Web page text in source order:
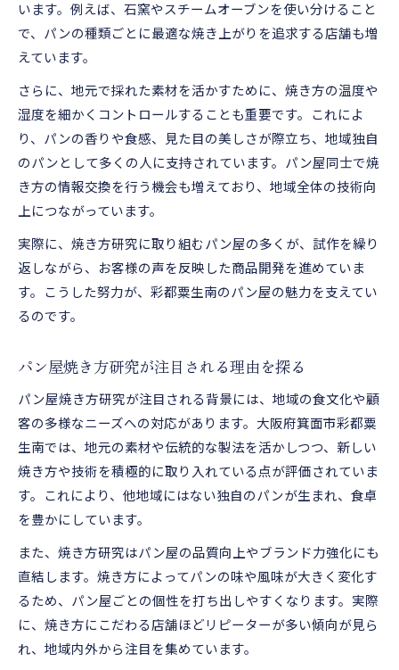
います。例えば、石窯やスチームオーブンを使い分けること
で、パンの種類ごとに最適な焼き上がりを追求する店舗も増
えています。
さらに、地元で採れた素材を活かすために、焼き方の温度や
湿度を細かくコントロールすることも重要です。これによ
り、パンの香りや食感、見た目の美しさが際立ち、地域独自
のパンとして多くの人に支持されています。パン屋同士で焼
き方の情報交換を行う機会も増えており、地域全体の技術向
上につながっています。
実際に、焼き方研究に取り組むパン屋の多くが、試作を繰り
返しながら、お客様の声を反映した商品開発を進めていま
す。こうした努力が、彩都粟生南のパン屋の魅力を支えてい
るのです。
パン屋焼き方研究が注目される理由を探る
パン屋焼き方研究が注目される背景には、地域の食文化や顧
客の多様なニーズへの対応があります。大阪府箕面市彩都粟
生南では、地元の素材や伝統的な製法を活かしつつ、新しい
焼き方や技術を積極的に取り入れている点が評価されていま
す。これにより、他地域にはない独自のパンが生まれ、食卓
を豊かにしています。
また、焼き方研究はパン屋の品質向上やブランド力強化にも
直結します。焼き方によってパンの味や風味が大きく変化す
るため、パン屋ごとの個性を打ち出しやすくなります。実際
に、焼き方にこだわる店舗ほどリピーターが多い傾向が見ら
れ、地域内外から注目を集めています。